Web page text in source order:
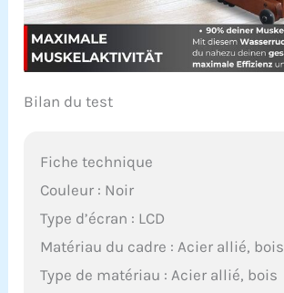
Bilan du test
Fiche technique
Couleur : Noir
Type d’écran : LCD
Matériau du cadre : Acier allié, bois
Type de matériau : Acier allié, bois